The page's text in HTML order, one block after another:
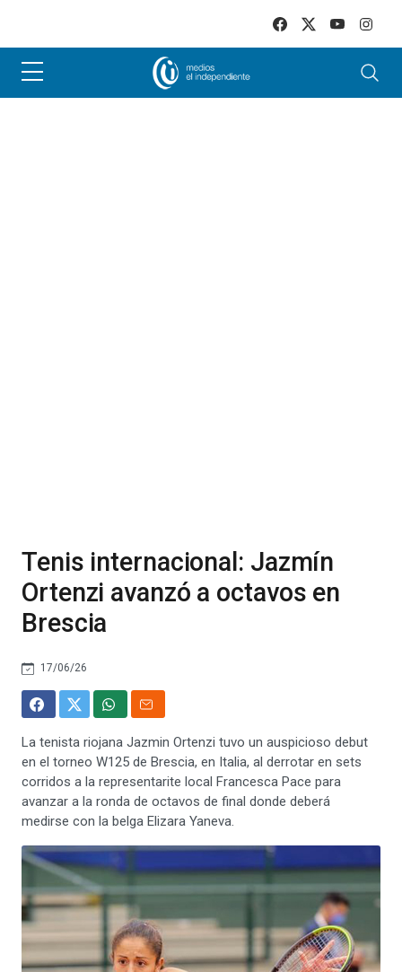
Tenis internacional: Jazmín
Ortenzi avanzó a octavos en
Brescia
17/06/26
La tenista riojana Jazmin Ortenzi tuvo un auspicioso debut
en el torneo W125 de Brescia, en Italia, al derrotar en sets
corridos a la representarite local Francesca Pace para
avanzar a la ronda de octavos de final donde deberá
medirse con la belga Elizara Yaneva.